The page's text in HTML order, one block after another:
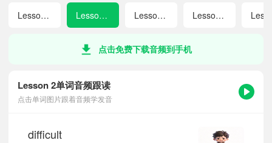
听写记忆能力。
Lesson 1 Lesson 2 Lesson 3 Lesson 4
点击免费下载音频到手机
Lesson 2单词音频跟读
点击单词图片跟着音频学发音
difficult